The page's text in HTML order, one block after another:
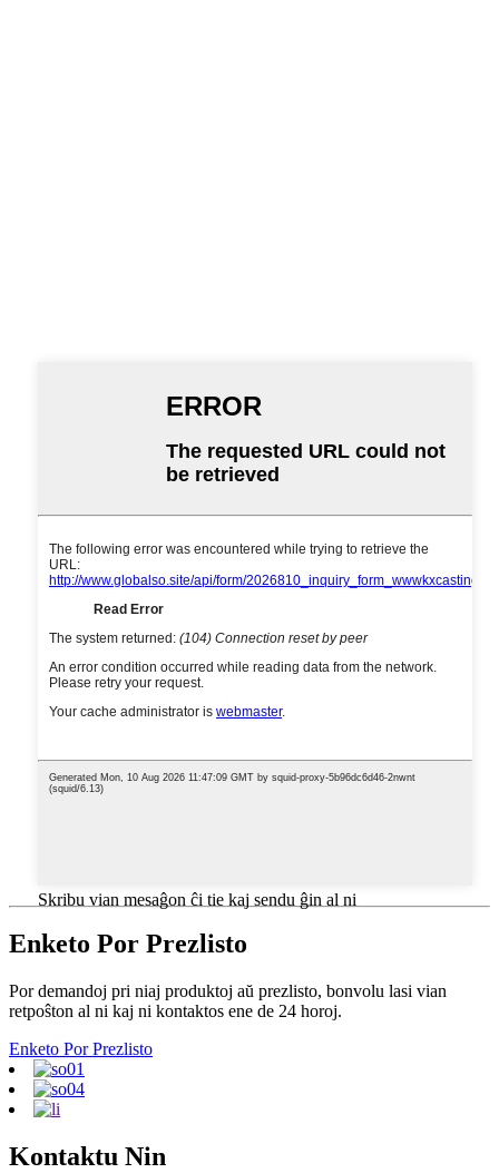
Skribu vian mesaĝon ĉi tie kaj sendu ĝin al ni
Enketo Por Prezlisto
Por demandoj pri niaj produktoj aŭ prezlisto, bonvolu lasi vian
retpoŝton al ni kaj ni kontaktos ene de 24 horoj.
Enketo Por Prezlisto
Kontaktu Nin